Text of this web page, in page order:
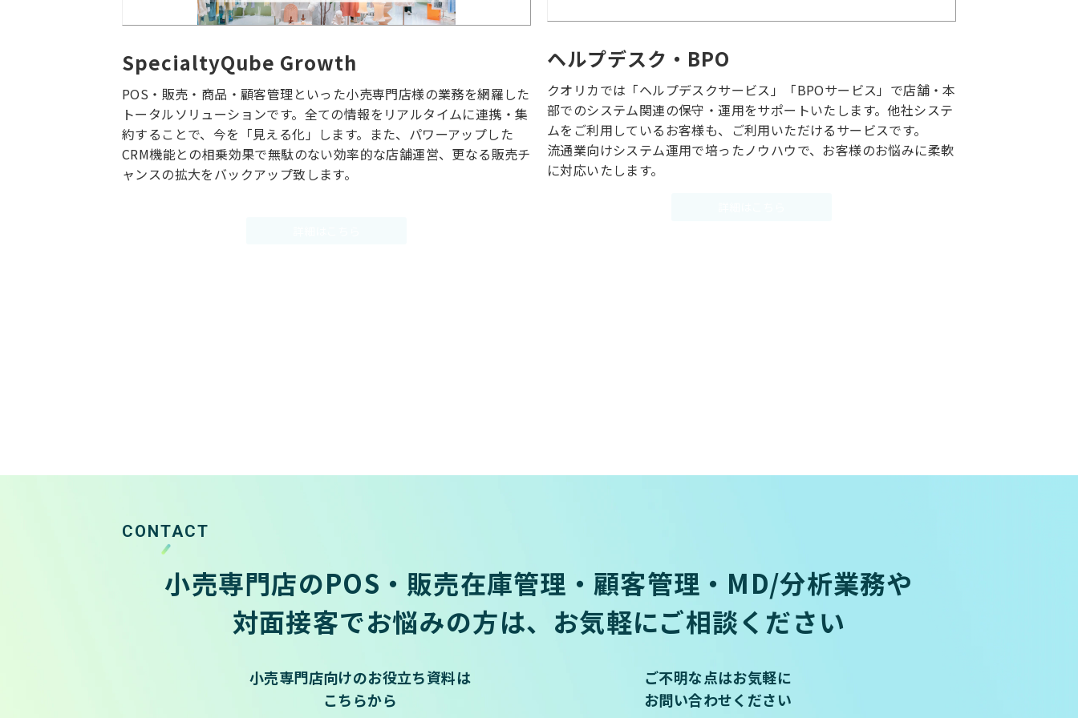
SpecialtyQube Growth
POS・販売・商品・顧客管理といった小売専門店様の業務を網羅した
トータルソリューションです。全ての情報をリアルタイムに連携・集
約することで、今を「見える化」します。また、パワーアップした
CRM機能との相乗効果で無駄のない効率的な店舗運営、更なる販売チ
ャンスの拡大をバックアップ致します。
ヘルプデスク・BPO
クオリカでは「ヘルプデスクサービス」「BPOサービス」で店舗・本
部でのシステム関連の保守・運用をサポートいたします。他社システ
ムをご利用しているお客様も、ご利用いただけるサービスです。
流通業向けシステム運用で培ったノウハウで、お客様のお悩みに柔軟
に対応いたします。
CONTACT
小売専門店のPOS・販売在庫管理・顧客管理・MD/分析業務や
対面接客でお悩みの方は、お気軽にご相談ください
小売専門店向けのお役立ち資料は
こちらから
ご不明な点はお気軽に
お問い合わせください